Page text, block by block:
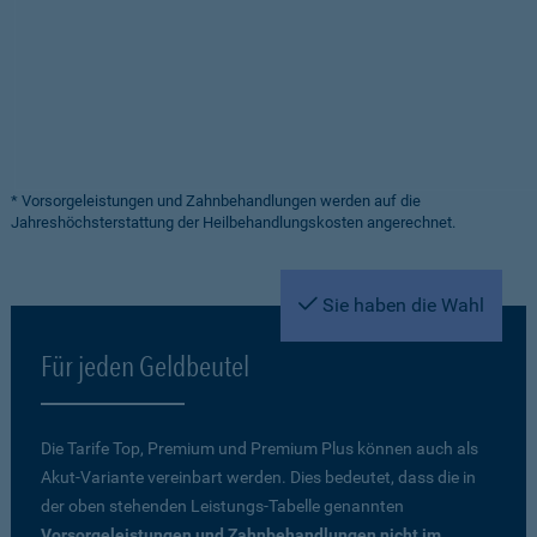
* Vorsorgeleistungen und Zahnbehandlungen werden auf die
Jahreshöchsterstattung der Heilbehandlungskosten angerechnet.
Sie haben die Wahl
Für jeden Geldbeutel
Die Tarife Top, Premium und Premium Plus können auch als
Akut-Variante vereinbart werden. Dies bedeutet, dass die in
der oben stehenden Leistungs-Tabelle genannten